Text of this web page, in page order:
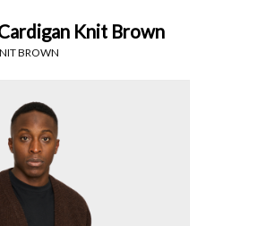
Knit Brown
BROWN